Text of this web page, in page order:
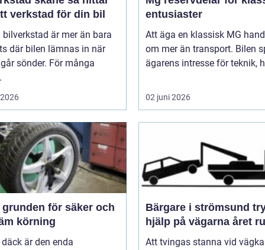
verkstad för din bil
bilverkstad är mer än bara
där bilen lämnas in när
sönder. För många
entusiaster
Att äga en klassisk MG
om mer än transport. Bilen
ägarens intresse för teknik,
02 juni 2026
körning
är den enda
Bärgare i strömsund trygg
hjälp på vägarna året
Att tvingas stanna vid